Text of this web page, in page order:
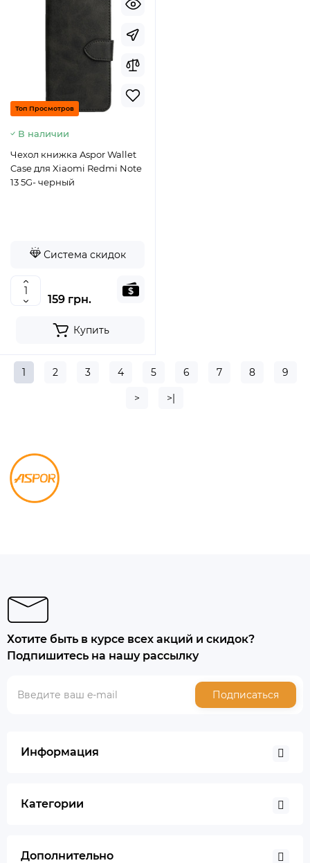
Топ Просмотров
В наличии
Чехол книжка Aspor Wallet
Case для Xiaomi Redmi Note
13 5G- черный
Система скидок
159 грн.
Купить
1 2 3 4 5 6 7 8 9
> >|
Хотите быть в курсе всех акций и скидок?
Подпишитесь на нашу рассылку
Подписаться
Информация
Категории
Дополнительно